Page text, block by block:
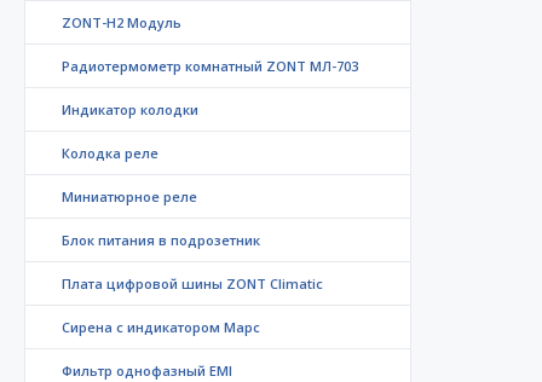
ZONT-H2 Модуль
Радиотермометр комнатный ZONT МЛ-703
Индикатор колодки
Колодка реле
Миниатюрное реле
Блок питания в подрозетник
Плата цифровой шины ZONT Climatic
Сирена с индикатором Марс
Фильтр однофазный EMI